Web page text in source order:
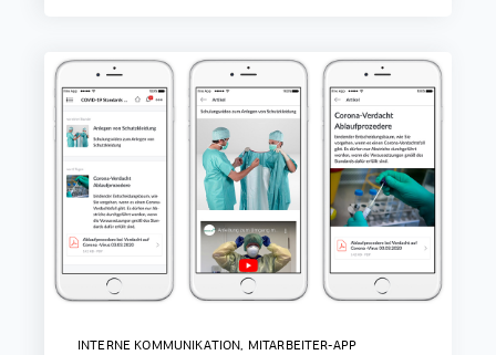
INTERNE KOMMUNIKATION, MITARBEITER-APP